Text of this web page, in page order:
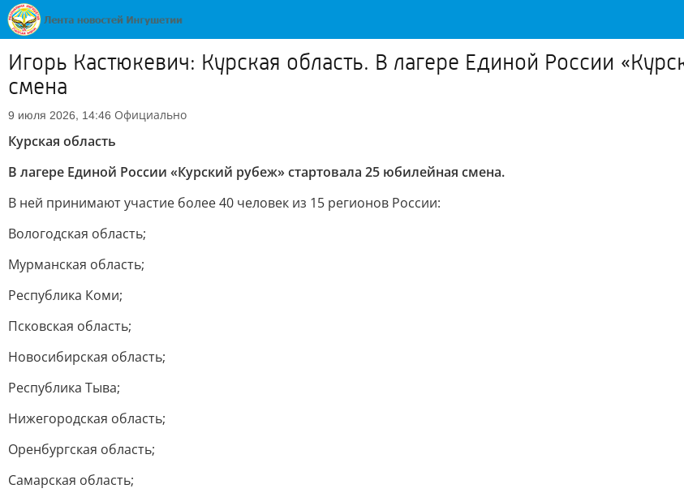
Игорь Кастюкевич: Курская область. В лагере Единой России
смена
9 июля 2026, 14:46 Официально
Курская область
В лагере Единой России «Курский рубеж» стартовала 25 юбилейная смена.
В ней принимают участие более 40 человек из 15 регионов России:
Вологодская область;
Мурманская область;
Республика Коми;
Псковская область;
Новосибирская область;
Республика Тыва;
Нижегородская область;
Оренбургская область;
Самарская область;